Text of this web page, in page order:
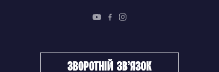
зворотній зв’язок